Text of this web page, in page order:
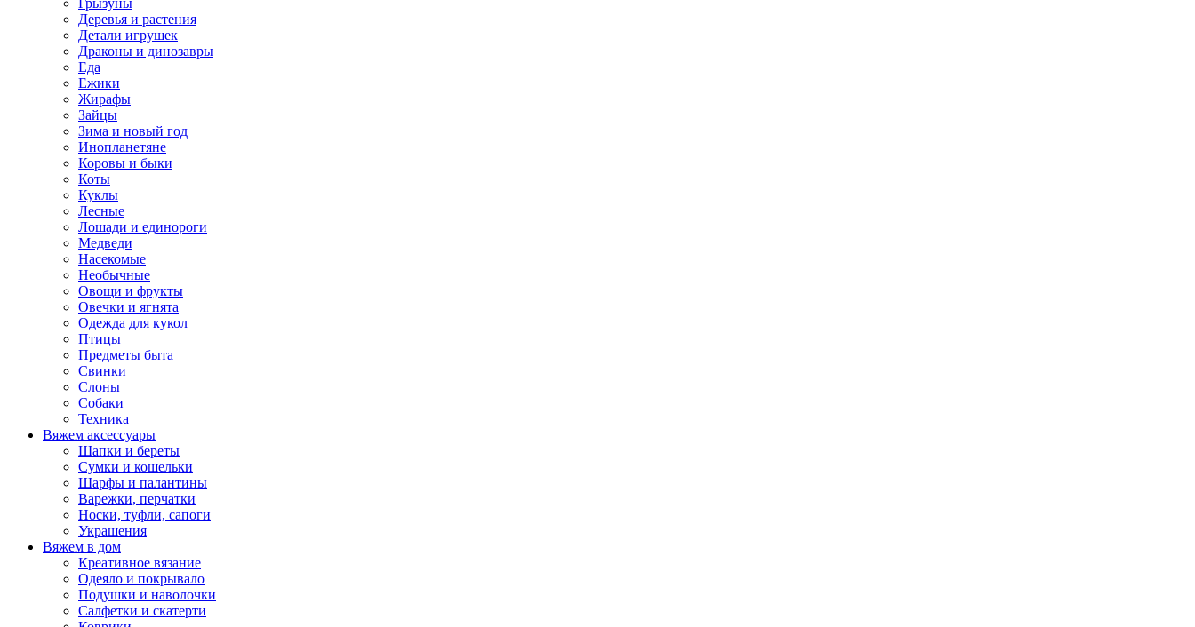
Грызуны
Деревья и растения
Детали игрушек
Драконы и динозавры
Еда
Ежики
Жирафы
Зайцы
Зима и новый год
Инопланетяне
Коровы и быки
Коты
Куклы
Лесные
Лошади и единороги
Медведи
Насекомые
Необычные
Овощи и фрукты
Овечки и ягнята
Одежда для кукол
Птицы
Предметы быта
Свинки
Слоны
Собаки
Техника
Вяжем аксессуары
Шапки и береты
Сумки и кошельки
Шарфы и палантины
Варежки, перчатки
Носки, туфли, сапоги
Украшения
Вяжем в дом
Креативное вязание
Одеяло и покрывало
Подушки и наволочки
Салфетки и скатерти